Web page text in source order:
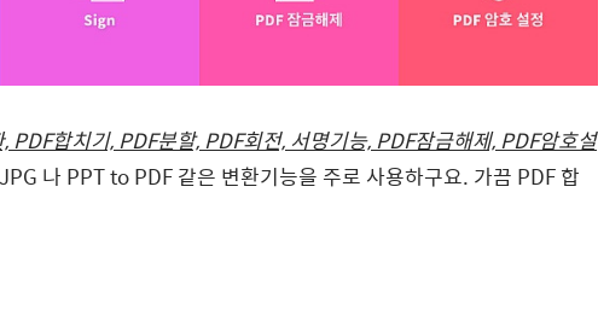
PDF합치기, PDF분할, PDF회전, 서명기능, PDF잠금해제, PDF암호설
나 PPT to PDF 같은 변환기능을 주로 사용하구요. 가끔 PDF 합